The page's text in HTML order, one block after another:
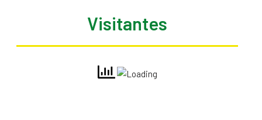
Visitantes